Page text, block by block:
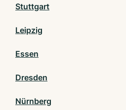
Stuttgart
Leipzig
Essen
Dresden
Nürnberg